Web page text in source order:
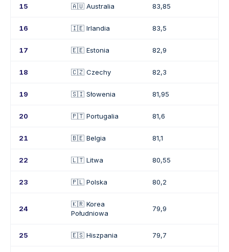
15 🇦🇺 Australia 83,85
16 🇮🇪 Irlandia 83,5
17 🇪🇪 Estonia 82,9
18 🇨🇿 Czechy 82,3
19 🇸🇮 Słowenia 81,95
20 🇵🇹 Portugalia 81,6
21 🇧🇪 Belgia 81,1
22 🇱🇹 Litwa 80,55
23 🇵🇱 Polska 80,2
24
🇰🇷 Korea
Południowa
79,9
25 🇪🇸 Hiszpania 79,7